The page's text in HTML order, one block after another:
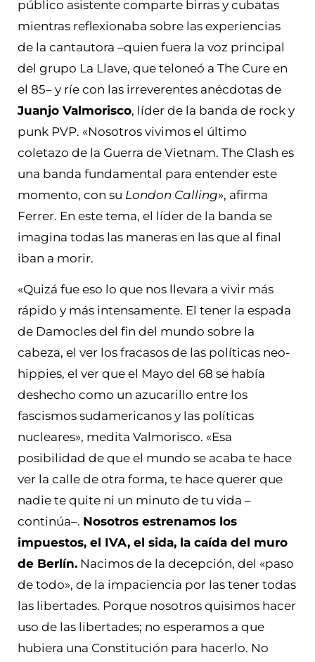
público asistente comparte birras y cubatas
mientras reflexionaba sobre las experiencias
de la cantautora –quien fuera la voz principal
del grupo La Llave, que teloneó a The Cure en
el 85– y ríe con las irreverentes anécdotas de
Juanjo Valmorisco, líder de la banda de rock y
punk PVP. «Nosotros vivimos el último
coletazo de la Guerra de Vietnam. The Clash es
una banda fundamental para entender este
momento, con su London Calling», afirma
Ferrer. En este tema, el líder de la banda se
imagina todas las maneras en las que al final
iban a morir.
«Quizá fue eso lo que nos llevara a vivir más
rápido y más intensamente. El tener la espada
de Damocles del fin del mundo sobre la
cabeza, el ver los fracasos de las políticas neo-
hippies, el ver que el Mayo del 68 se había
deshecho como un azucarillo entre los
fascismos sudamericanos y las políticas
nucleares», medita Valmorisco. «Esa
posibilidad de que el mundo se acaba te hace
ver la calle de otra forma, te hace querer que
nadie te quite ni un minuto de tu vida –
continúa–. Nosotros estrenamos los
impuestos, el IVA, el sida, la caída del muro
de Berlín. Nacimos de la decepción, del «paso
de todo», de la impaciencia por las tener todas
las libertades. Porque nosotros quisimos hacer
uso de las libertades; no esperamos a que
hubiera una Constitución para hacerlo. No